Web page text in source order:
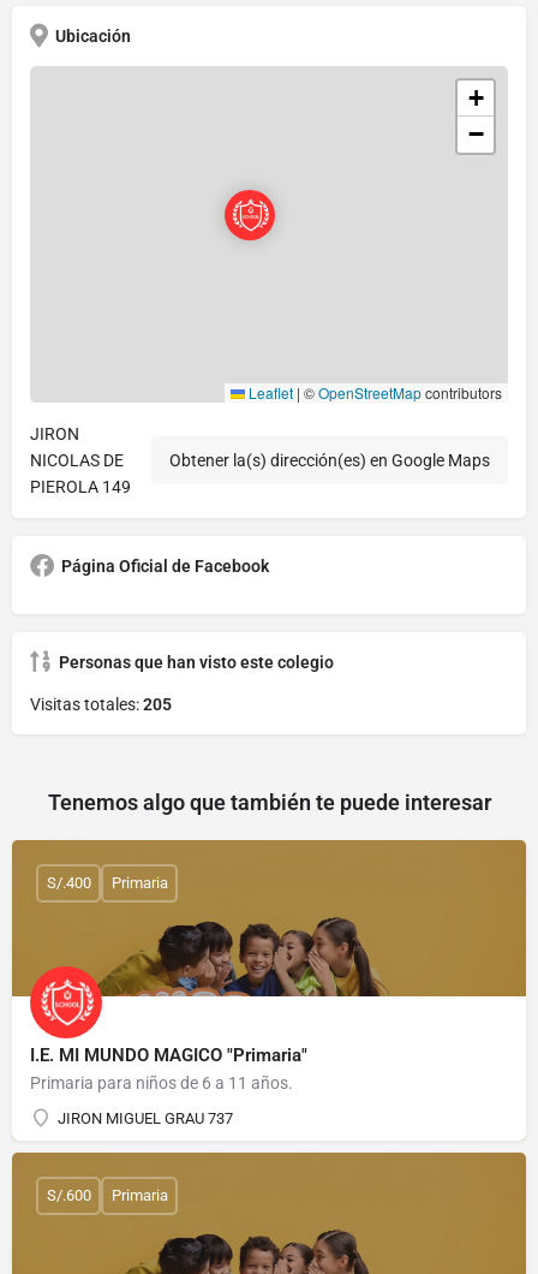
Ubicación
+
−
Leaflet | ©OpenStreetMapcontributors
JIRON
NICOLAS DE
PIEROLA 149
Obtener la(s) dirección(es) en Google Maps
Página Oficial de Facebook
Personas que han visto este colegio
Visitas totales:205
Tenemos algo que también te puede interesar
I.E. MI MUNDO MAGICO "Primaria"
Primaria para niños de 6 a 11 años.
JIRON MIGUEL GRAU 737
S/.400 Primaria
S/.600 Primaria